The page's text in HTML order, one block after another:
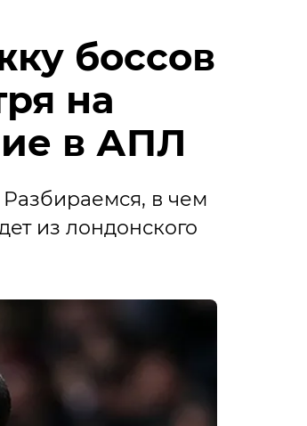
боссов
на
в АПЛ
в чем
из лондонского